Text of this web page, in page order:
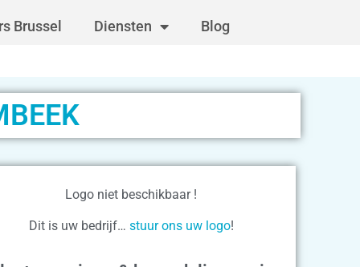
Brussel Diensten Blog
Logo niet beschikbaar !
Dit is uw bedrijf… stuur ons uw logo!